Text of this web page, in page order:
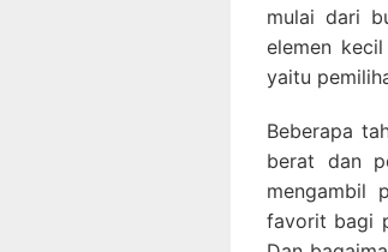
mulai dari
elemen
yaitu
Beberapa
berat dan
mengambil
favorit bagi